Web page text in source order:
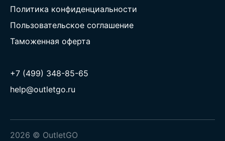
Политика конфиденциальности
Пользовательское соглашение
Таможенная оферта
+7 (499) 348-85-65
help@outletgo.ru
2026 © OutletGO